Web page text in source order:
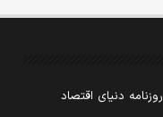
روزنامه دنیای اقتصاد